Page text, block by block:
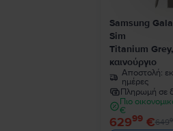
Samsung
Sim
Titanium
καινούργιο
Αποστολή:
ημέρες
Πληρωμή σε
Πιο
€
62999€649